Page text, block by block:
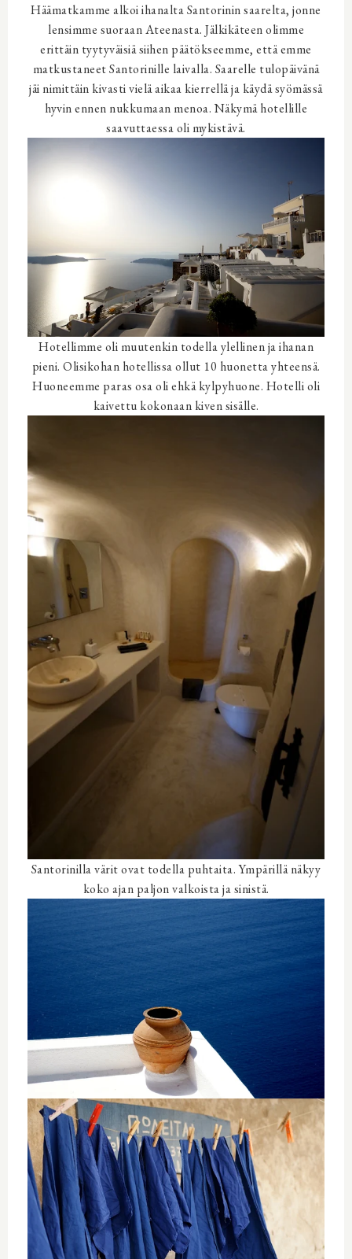
Häämatkamme alkoi ihanalta Santorinin saarelta, jonne
lensimme suoraan Ateenasta. Jälkikäteen olimme
erittäin tyytyväisiä siihen päätökseemme, että emme
matkustaneet Santorinille laivalla. Saarelle tulopäivänä
jäi nimittäin kivasti vielä aikaa kierrellä ja käydä syömässä
hyvin ennen nukkumaan menoa. Näkymä hotellille
saavuttaessa oli mykistävä.
Hotellimme oli muutenkin todella ylellinen ja ihanan
pieni. Olisikohan hotellissa ollut 10 huonetta yhteensä.
Huoneemme paras osa oli ehkä kylpyhuone. Hotelli oli
kaivettu kokonaan kiven sisälle.
Santorinilla värit ovat todella puhtaita. Ympärillä näkyy
koko ajan paljon valkoista ja sinistä.